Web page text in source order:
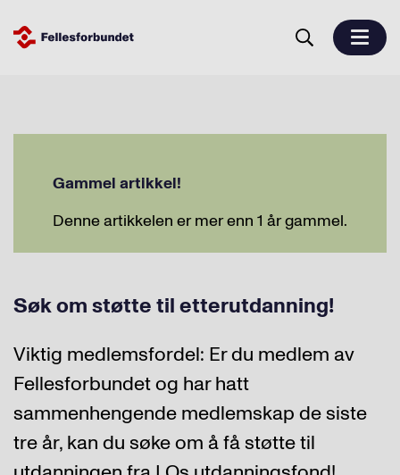
Gammel artikkel!
Denne artikkelen er mer enn 1 år gammel.
Søk om støtte til etterutdanning!
Viktig medlemsfordel: Er du medlem av
Fellesforbundet og har hatt
sammenhengende medlemskap de siste
tre år, kan du søke om å få støtte til